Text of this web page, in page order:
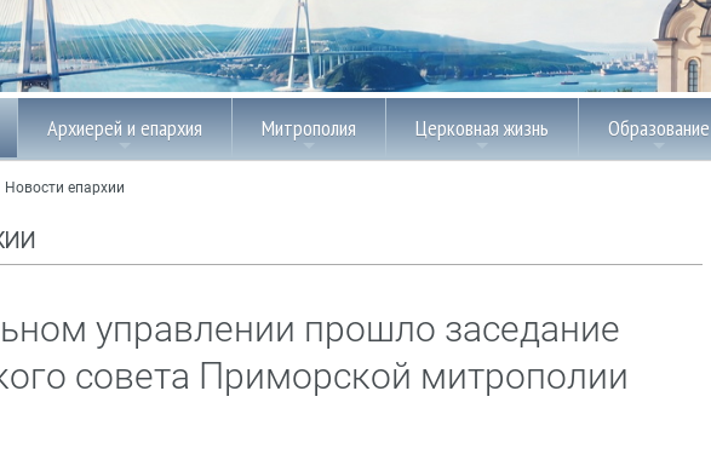
Архиерей и епархия Митрополия Церковная жизнь Образование
Новости епархии
управлении прошло заседание
совета Приморской митрополии